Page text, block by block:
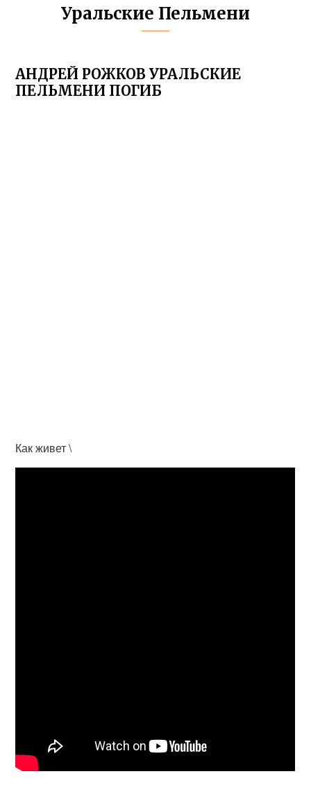
Уральские Пельмени
АНДРЕЙ РОЖКОВ УРАЛЬСКИЕ
ПЕЛЬМЕНИ ПОГИБ
Как живет \